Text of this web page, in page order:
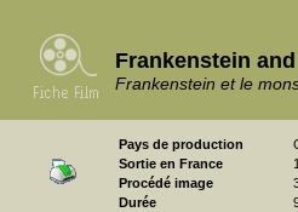
Frankenstein
Frankenstein et le
Pays de production
Sortie en France
Procédé image
Durée